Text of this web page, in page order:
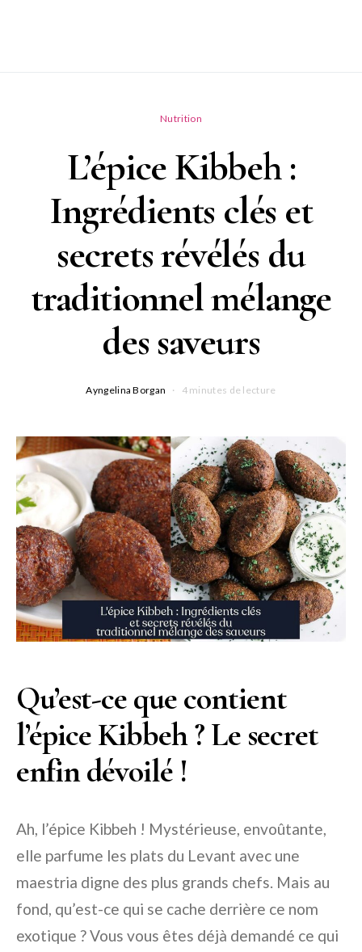
Nutrition
L’épice Kibbeh :
Ingrédients clés et
secrets révélés du
traditionnel mélange
des saveurs
Ayngelina Borgan 4 minutes de lecture
Qu’est-ce que contient
l’épice Kibbeh ? Le secret
enfin dévoilé !
Ah, l’épice Kibbeh ! Mystérieuse, envoûtante,
elle parfume les plats du Levant avec une
maestria digne des plus grands chefs. Mais au
fond, qu’est-ce qui se cache derrière ce nom
exotique ? Vous vous êtes déjà demandé ce qui